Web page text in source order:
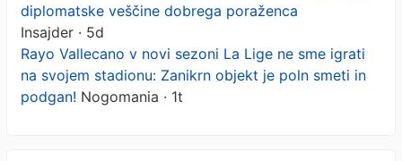
diplomatske veščine dobrega poraženca
Insajder · 5d
Rayo Vallecano v novi sezoni La Lige ne sme igrati
na svojem stadionu: Zanikrn objekt je poln smeti in
podgan! Nogomania · 1t